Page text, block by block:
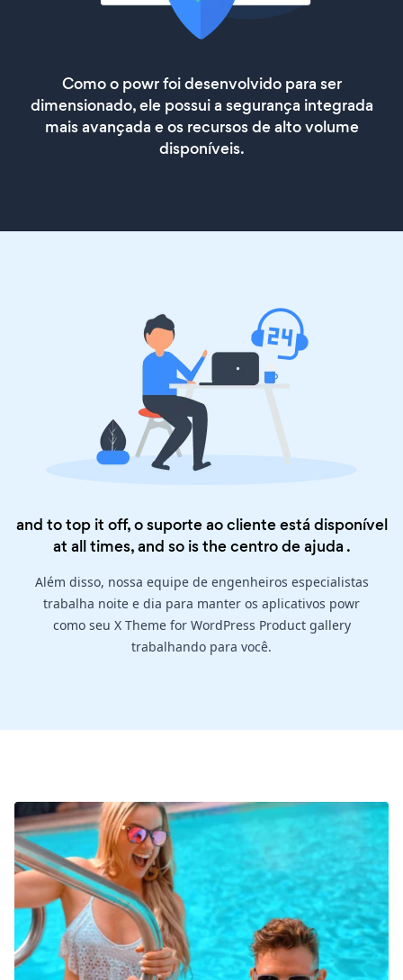
Como o powr foi desenvolvido para ser
dimensionado, ele possui a segurança integrada
mais avançada e os recursos de alto volume
disponíveis.
and to top it off, o suporte ao cliente está disponível
at all times, and so is thecentro de ajuda .
Além disso, nossa equipe de engenheiros especialistas
trabalha noite e dia para manter os aplicativos powr
como seu X Theme for WordPress Product gallery
trabalhando para você.